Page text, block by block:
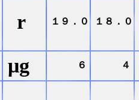
r １９．０ １８．０
μg ６ ４